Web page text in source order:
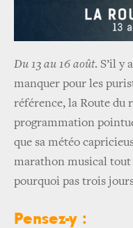
Du 13 au 16 août. S’il y
manquer pour les
référence, la Route du
programmation
que sa météo
marathon musical tout
pourquoi pas trois
Pensez-y :